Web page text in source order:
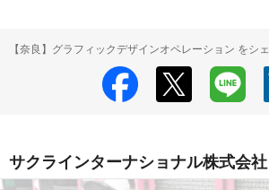
【奈良】グラフィックデザインオペレーション をシ
サクラインターナショナル株式会